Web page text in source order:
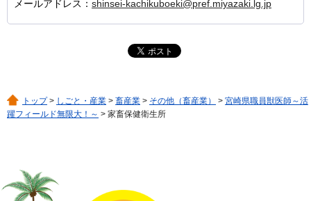
メールアドレス： shinsei-kachikuboeki@pref.miyazaki.lg.jp
トップ> しごと・産業 > 畜産業 > その他（畜産業） > 宮崎県職員獣医師～活
躍フィールド無限大！～ > 家畜保健衛生所